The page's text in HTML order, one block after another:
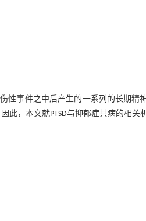
性事件之中后产生的一系列的长期精
，本文就PTSD与抑郁症共病的相关